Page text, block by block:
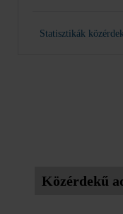
Statisztikák
Közérdekű